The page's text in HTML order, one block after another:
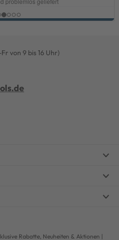
von 9 bis 16 Uhr)
Rabatte, Neuheiten & Aktionen |